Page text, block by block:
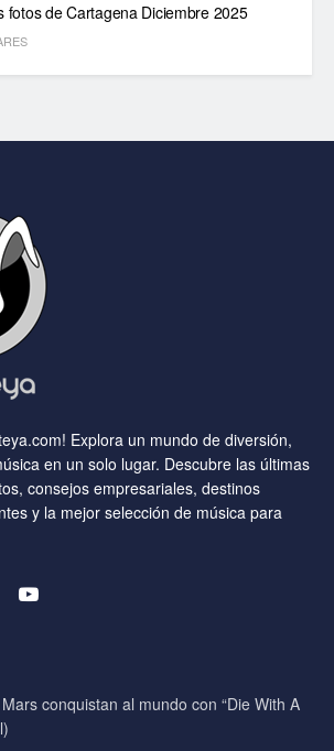
fotos de Cartagena Diciembre 2025
Explora un mundo de diversión,
en un solo lugar. Descubre las últimas
consejos empresariales, destinos
y la mejor selección de música para
conquistan al mundo con “Die With A